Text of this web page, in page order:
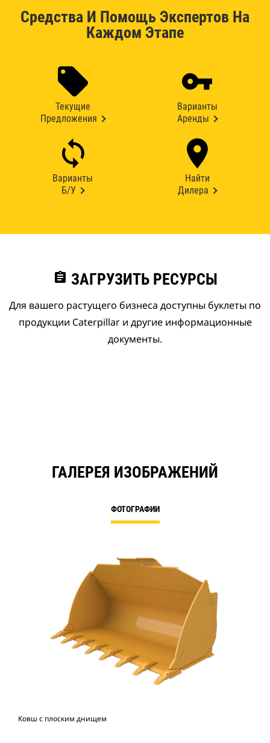
Средства И Помощь Экспертов На
Каждом Этапе
Текущие
Предложения
Варианты
Аренды
Варианты
Б/У
Найти
Дилера
assignment ЗАГРУЗИТЬ РЕСУРСЫ
Для вашего растущего бизнеса доступны буклеты по
продукции Caterpillar и другие информационные
документы.
ГАЛЕРЕЯ ИЗОБРАЖЕНИЙ
ФОТОГРАФИИ
Ковш с плоским днищем